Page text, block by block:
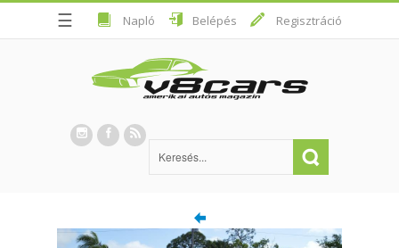
☰ Napló Belépés Regisztráció